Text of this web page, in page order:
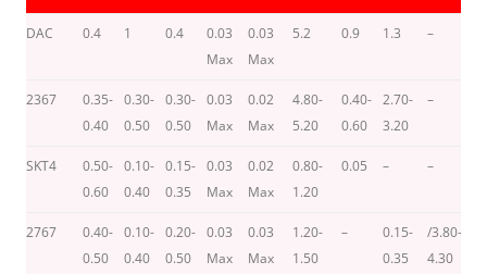
DAC 0.4 1 0.4
0.03
Max
0.03
Max
5.2 0.9 1.3 –
2367
0.35-
0.40
0.30-
0.50
0.30-
0.50
0.03
Max
0.02
Max
4.80-
5.20
0.40-
0.60
2.70-
3.20
–
SKT4
0.50-
0.60
0.10-
0.40
0.15-
0.35
0.03
Max
0.02
Max
0.80-
1.20
0.05 – –
2767
0.40-
0.50
0.10-
0.40
0.20-
0.50
0.03
Max
0.03
Max
1.20-
1.50
–
0.15-
0.35
/3.80-
4.30